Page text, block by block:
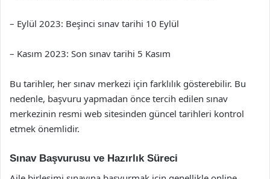
– Eylül 2023: Beşinci sınav tarihi 10 Eylül
– Kasım 2023: Son sınav tarihi 5 Kasım
Bu tarihler, her sınav merkezi için farklılık gösterebilir. Bu
nedenle, başvuru yapmadan önce tercih edilen sınav
merkezinin resmi web sitesinden güncel tarihleri kontrol
etmek önemlidir.
Sınav Başvurusu ve Hazırlık Süreci